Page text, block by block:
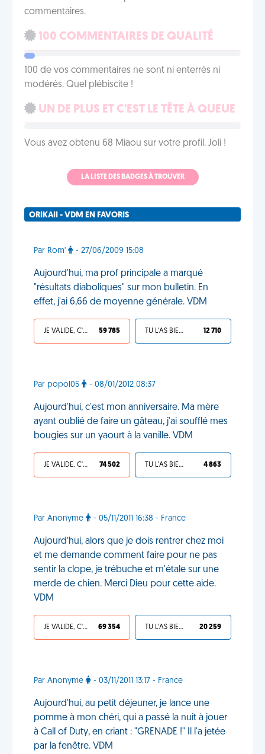
commentaires.
100 COMMENTAIRES DE QUALITÉ
100 de vos commentaires ne sont ni enterrés ni
modérés. Quel plébiscite !
UN DE PLUS ET C'EST LE TÊTE À QUEUE
Vous avez obtenu 68 Miaou sur votre profil. Joli !
LA LISTE DES BADGES À TROUVER
ORIKAII - VDM EN FAVORIS
Par Rom' - 27/06/2009 15:08
Aujourd'hui, ma prof principale a marqué
"résultats diaboliques" sur mon bulletin. En
effet, j'ai 6,66 de moyenne générale. VDM
JE VALIDE, C'EST UNE VDM 59 785 TU L'AS BIEN MÉRITÉ 12 710
Par popol05 - 08/01/2012 08:37
Aujourd'hui, c'est mon anniversaire. Ma mère
ayant oublié de faire un gâteau, j'ai soufflé mes
bougies sur un yaourt à la vanille. VDM
JE VALIDE, C'EST UNE VDM 74 502 TU L'AS BIEN MÉRITÉ 4 863
Par Anonyme - 05/11/2011 16:38 - France
Aujourd’hui, alors que je dois rentrer chez moi
et me demande comment faire pour ne pas
sentir la clope, je trébuche et m'étale sur une
merde de chien. Merci Dieu pour cette aide.
VDM
JE VALIDE, C'EST UNE VDM 69 354 TU L'AS BIEN MÉRITÉ 20 259
Par Anonyme - 03/11/2011 13:17 - France
Aujourd'hui, au petit déjeuner, je lance une
pomme à mon chéri, qui a passé la nuit à jouer
à Call of Duty, en criant : "GRENADE !" Il l'a jetée
par la fenêtre. VDM